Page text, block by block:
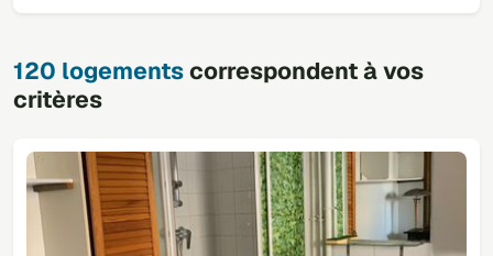
120 logementscorrespondent à vos
critères